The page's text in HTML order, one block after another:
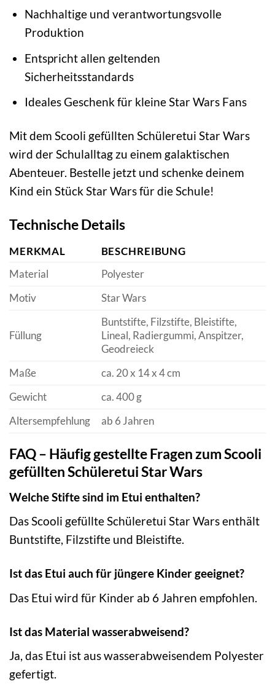
Nachhaltige und verantwortungsvolle
Produktion
Entspricht allen geltenden
Sicherheitsstandards
Ideales Geschenk für kleine Star Wars Fans
Mit dem Scooli gefüllten Schüleretui Star Wars
wird der Schulalltag zu einem galaktischen
Abenteuer. Bestelle jetzt und schenke deinem
Kind ein Stück Star Wars für die Schule!
Technische Details
MERKMAL
BESCHREIBUNG
Material
Polyester
Motiv
Star Wars
Füllung
Buntstifte, Filzstifte, Bleistifte,
Lineal, Radiergummi, Anspitzer,
Geodreieck
Maße
ca. 20 x 14 x 4 cm
Gewicht
ca. 400 g
Altersempfehlung
ab 6 Jahren
FAQ – Häufig gestellte Fragen zum Scooli
gefüllten Schüleretui Star Wars
Welche Stifte sind im Etui enthalten?
Das Scooli gefüllte Schüleretui Star Wars enthält
Buntstifte, Filzstifte und Bleistifte.
Ist das Etui auch für jüngere Kinder geeignet?
Das Etui wird für Kinder ab 6 Jahren empfohlen.
Ist das Material wasserabweisend?
Ja, das Etui ist aus wasserabweisendem Polyester
gefertigt.